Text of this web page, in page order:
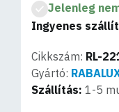
Jelenleg
Ingyenes
Cikkszám: RL-
Gyártó:
Szállítás: 1-5